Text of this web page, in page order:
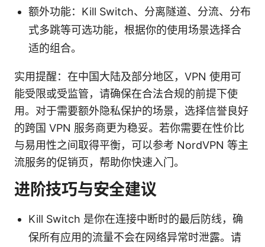
额外功能：Kill Switch、分离隧道、分流、分布
式多跳等可选功能，根据你的使用场景选择合
适的组合。
实用提醒：在中国大陆及部分地区，VPN 使用可
能受限或受监管，请确保在合法合规的前提下使
用。对于需要额外隐私保护的场景，选择信誉良好
的跨国 VPN 服务商更为稳妥。若你需要在性价比
与易用性之间取得平衡，可以参考 NordVPN 等主
流服务的促销页，帮助你快速入门。
进阶技巧与安全建议
Kill Switch 是你在连接中断时的最后防线，确
保所有应用的流量不会在网络异常时泄露。请